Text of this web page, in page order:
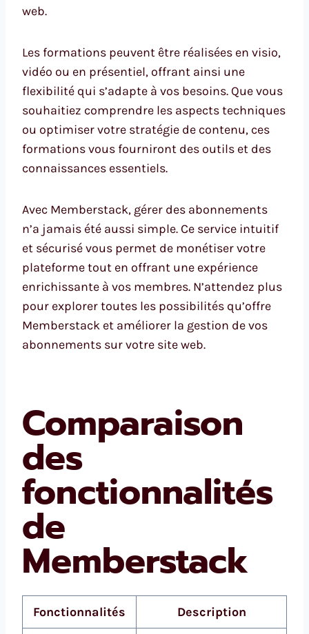
web.
Les formations peuvent être réalisées en visio,
vidéo ou en présentiel, offrant ainsi une
flexibilité qui s’adapte à vos besoins. Que vous
souhaitiez comprendre les aspects techniques
ou optimiser votre stratégie de contenu, ces
formations vous fourniront des outils et des
connaissances essentiels.
Avec Memberstack, gérer des abonnements
n’a jamais été aussi simple. Ce service intuitif
et sécurisé vous permet de monétiser votre
plateforme tout en offrant une expérience
enrichissante à vos membres. N’attendez plus
pour explorer toutes les possibilités qu’offre
Memberstack et améliorer la gestion de vos
abonnements sur votre site web.
Comparaison
des
fonctionnalités
de
Memberstack
Fonctionnalités Description